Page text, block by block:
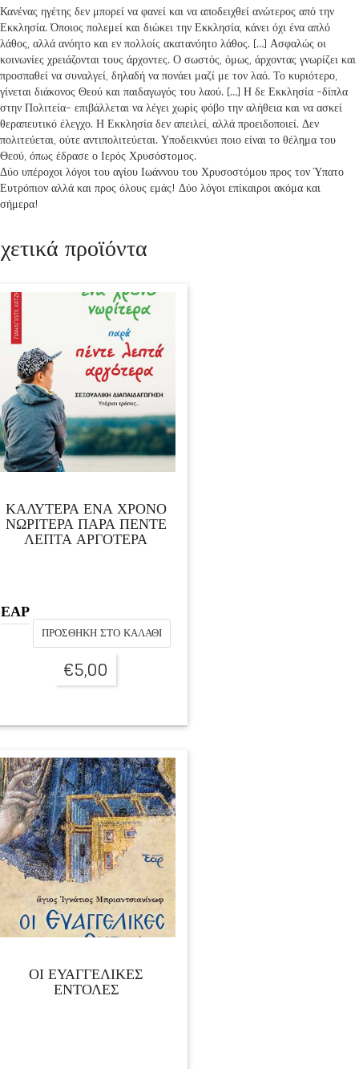
Κανένας ηγέτης δεν μπορεί να φανεί και να αποδειχθεί ανώτερος από την
Εκκλησία. Όποιος πολεμεί και διώκει την Εκκλησία, κάνει όχι ένα απλό
λάθος, αλλά ανόητο και εν πολλοίς ακατανόητο λάθος. […] Ασφαλώς οι
κοινωνίες χρειάζονται τους άρχοντες. Ο σωστός, όμως, άρχοντας γνωρίζει και
προσπαθεί να συναλγεί, δηλαδή να πονάει μαζί με τον λαό. Το κυριότερο,
γίνεται διάκονος Θεού και παιδαγωγός του λαού. […] Η δε Εκκλησία -δίπλα
στην Πολιτεία- επιβάλλεται να λέγει χωρίς φόβο την αλήθεια και να ασκεί
θεραπευτικό έλεγχο. Η Εκκλησία δεν απειλεί, αλλά προειδοποιεί. Δεν
πολιτεύεται, ούτε αντιπολιτεύεται. Υποδεικνύει ποιο είναι το θέλημα του
Θεού, όπως έδρασε ο Ιερός Χρυσόστομος.
Δύο υπέροχοι λόγοι του αγίου Ιωάννου του Χρυσοστόμου προς τον Ύπατο
Ευτρόπιον αλλά και προς όλους εμάς! Δύο λόγοι επίκαιροι ακόμα και
σήμερα!
προϊόντα
ΚΑΛΥΤΕΡΑ ΕΝΑ ΧΡΟΝΟ
ΝΩΡΙΤΕΡΑ ΠΑΡΑ ΠΕΝΤΕ
ΛΕΠΤΑ ΑΡΓΟΤΕΡΑ
ΕΑΡ
ΠΡΟΣΘΉΚΗ ΣΤΟ ΚΑΛΆΘΙ
€5,00
ΟΙ ΕΥΑΓΓΕΛΙΚΕΣ
ΕΝΤΟΛΕΣ